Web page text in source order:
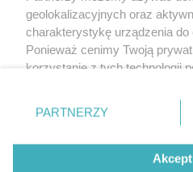
O nas
geolokalizacyjnych oraz
charakterystykę urządzenia do
Ponieważ cenimy Twoją
korzystanie z tych technologii
zmienić/wycofać klikając
znajdujący się w lewym
rodzaje przetwarzania danych
użytkownika, ale masz prawo
PARTNERZY